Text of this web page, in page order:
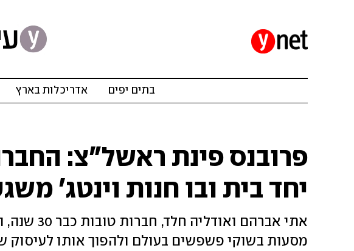
בתים יפים אדריכלות בארץ
פרובנס פינת ראשל"צ:
יחד בית ובו חנות וינטג'
אתי אברהם
מסעות בשוקי פשפשים בעולם ולהפוך אותו לעיסוק